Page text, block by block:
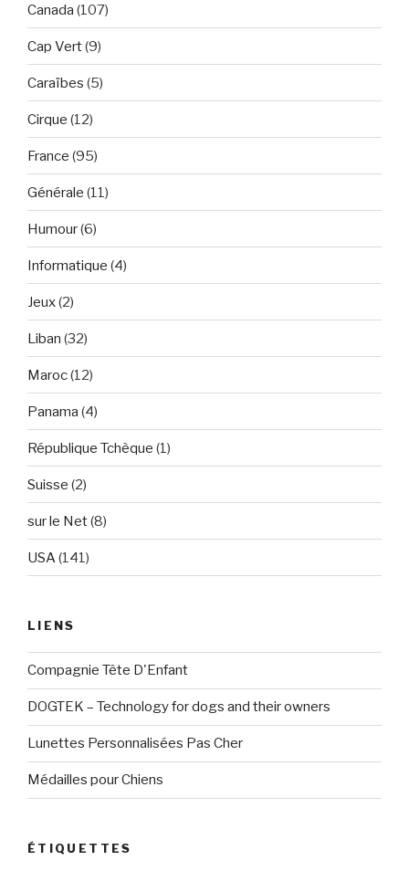
Canada (107)
Cap Vert(9)
Caraïbes (5)
Cirque (12)
France (95)
Générale (11)
Humour(6)
Informatique (4)
Jeux(2)
Liban (32)
Maroc(12)
Panama (4)
République Tchèque (1)
Suisse (2)
sur le Net(8)
USA(141)
LIENS
Compagnie Tête D'Enfant
DOGTEK – Technology for dogs and their owners
Lunettes Personnalisées Pas Cher
Médailles pour Chiens
ÉTIQUETTES